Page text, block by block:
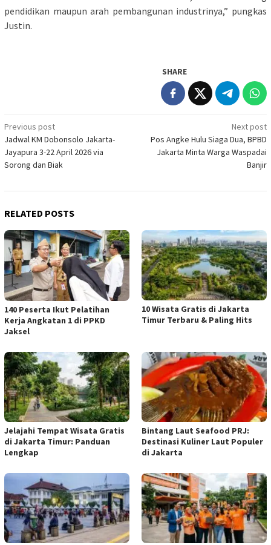
pendidikan maupun arah pembangunan industrinya,” pungkas
Justin.
SHARE
Post
navigation
Previous post
Jadwal KM Dobonsolo Jakarta-
Jayapura 3-22 April 2026 via
Sorong dan Biak
Next post
Pos Angke Hulu Siaga Dua, BPBD
Jakarta Minta Warga Waspadai
Banjir
RELATED POSTS
140 Peserta Ikut Pelatihan
Kerja Angkatan 1 di PPKD
Jaksel
10 Wisata Gratis di Jakarta
Timur Terbaru & Paling Hits
Jelajahi Tempat Wisata Gratis
di Jakarta Timur: Panduan
Lengkap
Bintang Laut Seafood PRJ:
Destinasi Kuliner Laut Populer
di Jakarta